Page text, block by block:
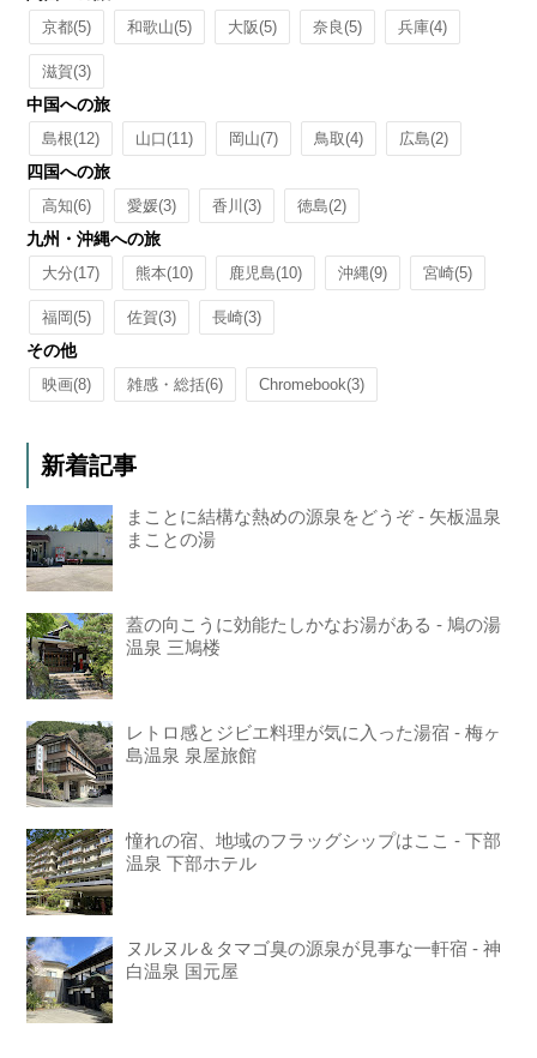
京都(5) 和歌山(5) 大阪(5) 奈良(5) 兵庫(4)
滋賀(3)
中国への旅
島根(12) 山口(11) 岡山(7) 鳥取(4) 広島(2)
四国への旅
高知(6) 愛媛(3) 香川(3) 徳島(2)
九州・沖縄への旅
大分(17) 熊本(10) 鹿児島(10) 沖縄(9) 宮崎(5)
福岡(5) 佐賀(3) 長崎(3)
その他
映画(8) 雑感・総括(6) Chromebook(3)
新着記事
まことに結構な熱めの源泉をどうぞ - 矢板温泉
まことの湯
蓋の向こうに効能たしかなお湯がある - 鳩の湯
温泉 三鳩楼
レトロ感とジビエ料理が気に入った湯宿 - 梅ヶ
島温泉 泉屋旅館
憧れの宿、地域のフラッグシップはここ - 下部
温泉 下部ホテル
ヌルヌル＆タマゴ臭の源泉が見事な一軒宿 - 神
白温泉 国元屋